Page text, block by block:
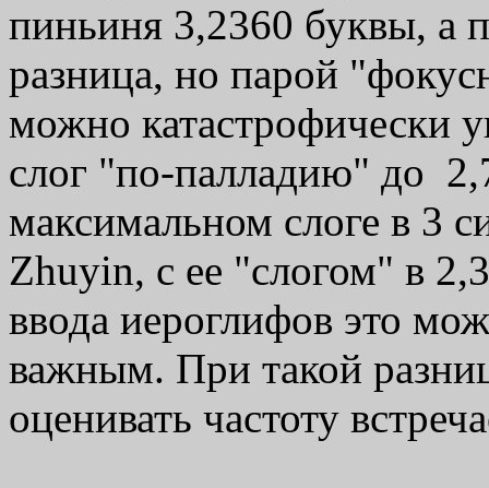
пиньиня 3,2360 буквы, а
разница, но парой
можно катастрофически
слог "по-палладию" до
максимальном слоге в 3
Zhuyin, с ее "слогом" в
ввода иероглифов это
важным. При такой
оценивать частоту